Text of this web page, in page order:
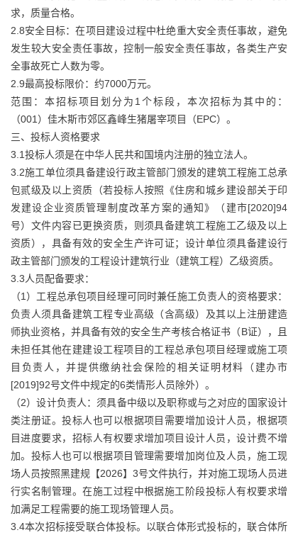
求，质量合格。
2.8安全目标：在项目建设过程中杜绝重大安全责任事故，避免
发生较大安全责任事故，控制一般安全责任事故，各类生产安
全事故死亡人数为零。
2.9最高投标限价：约7000万元。
范围：本招标项目划分为1个标段，本次招标为其中的：
（001）佳木斯市郊区鑫峰生猪屠宰项目（EPC）。
三、投标人资格要求
3.1投标人须是在中华人民共和国境内注册的独立法人。
3.2施工单位须具备建设行政主管部门颁发的建筑工程施工总承
包贰级及以上资质（若投标人按照《住房和城乡建设部关于印
发建设企业资质管理制度改革方案的通知》（建市[2020]94
号）文件内容已更换资质，则须具备建筑工程施工乙级及以上
资质），具备有效的安全生产许可证；设计单位须具备建设行
政主管部门颁发的工程设计建筑行业（建筑工程）乙级资质。
3.3人员配备要求：
（1）工程总承包项目经理可同时兼任施工负责人的资格要求：
负责人须具备建筑工程专业高级（含高级）及其以上注册建造
师执业资格，并具备有效的安全生产考核合格证书（B证），且
未担任其他在建建设工程项目的工程总承包项目经理或施工项
目负责人，并提供缴纳社会保险的相关证明材料（建办市
[2019]92号文件中规定的6类情形人员除外）。
（2）设计负责人：须具备中级以及职称或与之对应的国家设计
类注册证。投标人也可以根据项目需要增加设计人员，根据项
目进度要求，招标人有权要求增加项目设计人员，设计费不增
加。投标人也可以根据项目管理需要增加岗位及人员，施工现
场人员按照黑建规【2026】3号文件执行，并对施工现场人员进
行实名制管理。在施工过程中根据施工阶段投标人有权要求增
加满足工程需要的施工现场管理人员。
3.4本次招标接受联合体投标。以联合体形式投标的，联合体所